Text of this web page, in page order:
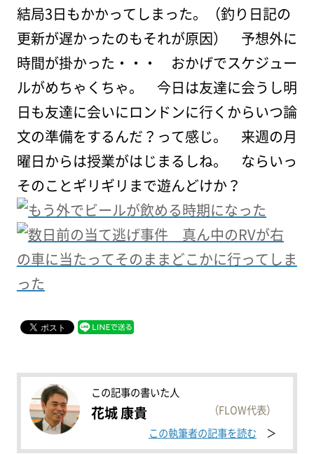
結局3日もかかってしまった。（釣り日記の
更新が遅かったのもそれが原因） 予想外に
時間が掛かった・・・ おかげでスケジュー
ルがめちゃくちゃ。 今日は友達に会うし明
日も友達に会いにロンドンに行くからいつ論
文の準備をするんだ？って感じ。 来週の月
曜日からは授業がはじまるしね。 ならいっ
そのことギリギリまで遊んどけか？
この記事の書いた人
花城 康貴
（FLOW代表）
この執筆者の記事を読む